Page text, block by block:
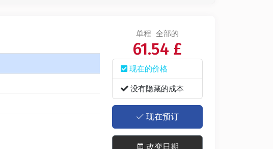
单程 全部的
61.54 £
现在的价格
没有隐藏的成本
现在预订
改变日期